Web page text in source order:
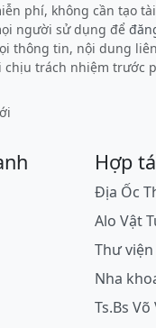
phí, không cần tạo
người sử dụng để
thông tin, nội dung
trách nhiệm trước
Hợp
Địa Ốc
Alo Vật
Thư
Nha
Ts.Bs